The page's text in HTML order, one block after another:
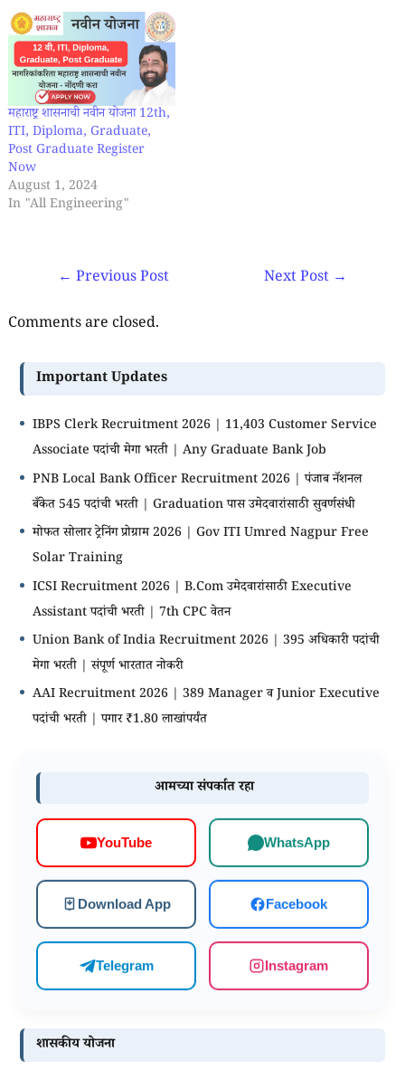
महाराष्ट्र शासनाची नवीन योजना 12th,
ITI, Diploma, Graduate,
Post Graduate Register
Now
August 1, 2024
In "All Engineering"
← Previous Post Next Post →
Comments are closed.
Important Updates
IBPS Clerk Recruitment 2026 | 11,403 Customer Service
Associate पदांची मेगा भरती | Any Graduate Bank Job
PNB Local Bank Officer Recruitment 2026 | पंजाब नॅशनल
बँकेत 545 पदांची भरती | Graduation पास उमेदवारांसाठी सुवर्णसंधी
मोफत सोलार ट्रेनिंग प्रोग्राम 2026 | Gov ITI Umred Nagpur Free
Solar Training
ICSI Recruitment 2026 | B.Com उमेदवारांसाठी Executive
Assistant पदांची भरती | 7th CPC वेतन
Union Bank of India Recruitment 2026 | 395 अधिकारी पदांची
मेगा भरती | संपूर्ण भारतात नोकरी
AAI Recruitment 2026 | 389 Manager व Junior Executive
पदांची भरती | पगार ₹1.80 लाखांपर्यंत
आमच्या संपर्कात रहा
YouTube WhatsApp
Download App Facebook
Telegram Instagram
शासकीय योजना